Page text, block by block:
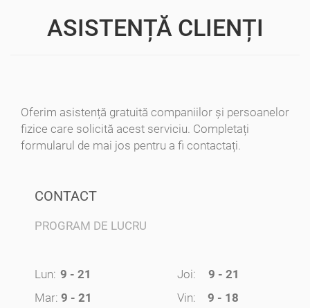
ASISTENȚĂ CLIENȚI
Oferim asistență gratuită companiilor și persoanelor
fizice care solicită acest serviciu. Completați
formularul de mai jos pentru a fi contactați.
CONTACT
PROGRAM DE LUCRU
Lun: 9 - 21
Mar: 9 - 21
Joi:
9 - 21
Vin:
9 - 18